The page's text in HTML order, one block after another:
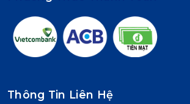
Thông Tin Liên Hệ